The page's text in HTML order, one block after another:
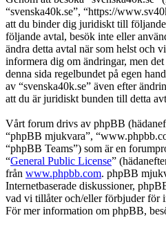
“svenska40k.se”, “https://
att du binder dig juridiskt till
följande avtal, besök inte eller
ändra detta avtal när som helst och
informera dig om ändringar, men
denna sida regelbundet på egen
av “svenska40k.se” även efter
att du är juridiskt bunden till detta
Vårt forum drivs av phpBB
“phpBB mjukvara”,
“phpBB Teams”) som är en
“General Public License”
från www.phpbb.com. phpBB
Internetbaserade diskussioner,
vad vi tillåter och/eller förbjuder för
För mer information om phpBB,